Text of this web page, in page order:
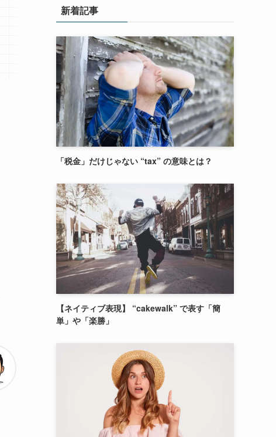
新着記事
「税金」だけじゃない “tax” の意味とは？
【ネイティブ表現】 “cakewalk” で表す「簡
単」や「楽勝」